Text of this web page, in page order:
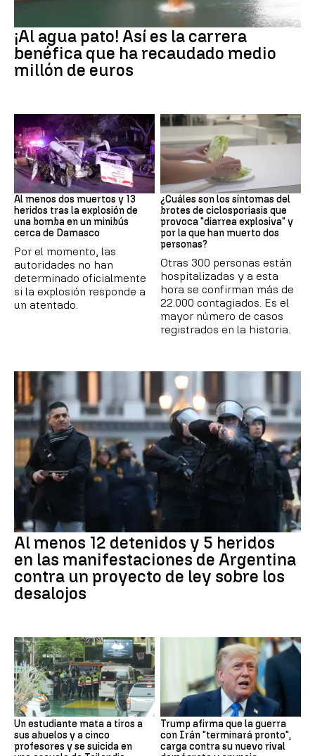
¡Al agua pato! Así es la carrera
benéfica que ha recaudado medio
millón de euros
SIRIA
Al menos dos muertos y 13
heridos tras la explosión de
una bomba en un minibús
cerca de Damasco
Por el momento, las
autoridades no han
determinado oficialmente
si la explosión responde a
un atentado.
Brote
¿Cuáles son los síntomas del
brotes de ciclosporiasis que
provoca "diarrea explosiva" y
por la que han muerto dos
personas?
Otras 300 personas están
hospitalizadas y a esta
hora se confirman más de
22.000 contagiados. Es el
mayor número de casos
registrados en la historia.
Al menos 12 detenidos y 5 heridos
en las manifestaciones de Argentina
contra un proyecto de ley sobre los
desalojos
Un estudiante mata a tiros a
sus abuelos y a cinco
profesores y se suicida en
Trump afirma que la guerra
con Irán "terminará pronto",
carga contra su nuevo rival